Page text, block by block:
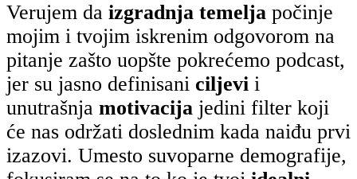
Verujem da izgradnja temelja počinje
mojim i tvojim iskrenim odgovorom na
pitanje zašto uopšte pokrećemo podcast,
jer su jasno definisani ciljevi i
unutrašnja motivacija jedini filter koji
će nas održati doslednim kada naiđu prvi
izazovi. Umesto suvoparne demografije,